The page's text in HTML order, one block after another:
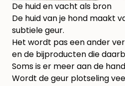
De huid en vacht als bron
De huid van je hond maakt
subtiele geur.
Het wordt pas een ander
en de bijproducten die
Soms is er meer aan de
Wordt de geur plotseling